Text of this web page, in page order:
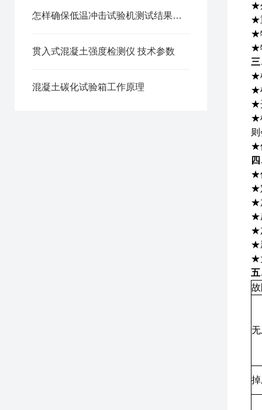
怎样确保低温冲击试验机测试结果的准确性
贯入式混凝土强度检测仪 技术参数
混凝土碳化试验箱工作原理
★
★
★
★
三
★
★
★
★
★
★
★
★
★
★
★
★